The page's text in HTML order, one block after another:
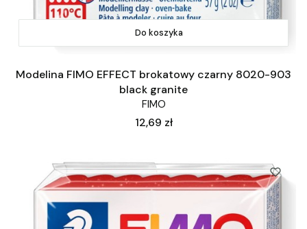
Do koszyka
Modelina FIMO EFFECT brokatowy czarny 8020-903
black granite
FIMO
Cena
12,69 zł